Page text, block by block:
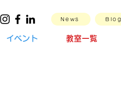
News Blog
イベント 教室一覧